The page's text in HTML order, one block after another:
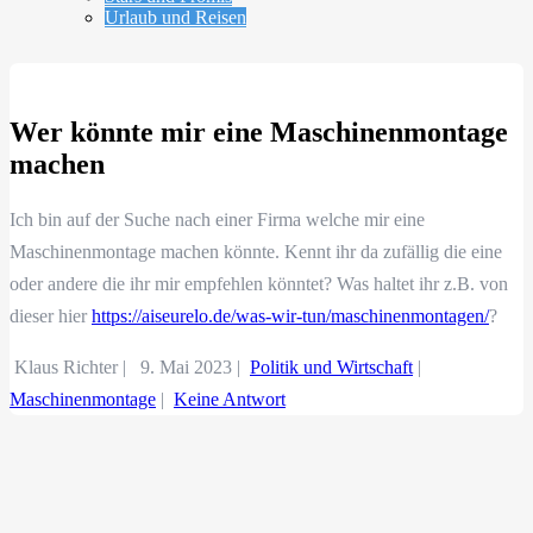
Urlaub und Reisen
Wer könnte mir eine Maschinenmontage
machen
Ich bin auf der Suche nach einer Firma welche mir eine
Maschinenmontage machen könnte. Kennt ihr da zufällig die eine
oder andere die ihr mir empfehlen könntet? Was haltet ihr z.B. von
dieser hier https://aiseurelo.de/was-wir-tun/maschinenmontagen/?
Klaus Richter | 9. Mai 2023 | Politik und Wirtschaft|
Maschinenmontage | Keine Antwort